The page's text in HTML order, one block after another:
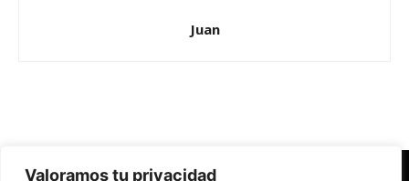
Valoramos tu privacidad
Juan